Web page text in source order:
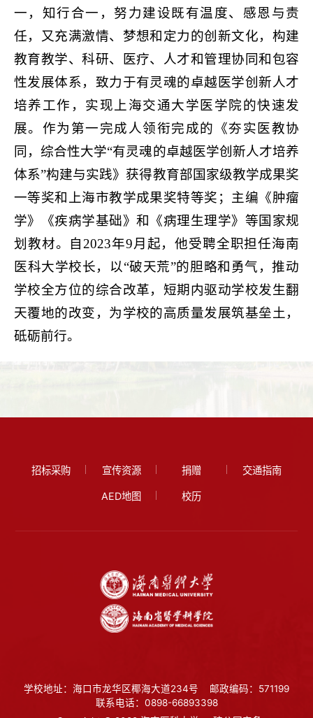
一，知行合一，努力建设既有温度、感恩与责
任，又充满激情、梦想和定力的创新文化，构建
教育教学、科研、医疗、人才和管理协同和包容
性发展体系，致力于有灵魂的卓越医学创新人才
培养工作，实现上海交通大学医学院的快速发
展。作为第一完成人领衔完成的《夯实医教协
同，综合性大学“有灵魂的卓越医学创新人才培养
体系”构建与实践》获得教育部国家级教学成果奖
一等奖和上海市教学成果奖特等奖；主编《肿瘤
学》《疾病学基础》和《病理生理学》等国家规
划教材。自2023年9月起，他受聘全职担任海南
医科大学校长，以“破天荒”的胆略和勇气，推动
学校全方位的综合改革，短期内驱动学校发生翻
天覆地的改变，为学校的高质量发展筑基垒土，
砥砺前行。
招标采购 宣传资源 捐赠 交通指南
AED地图 校历
学校地址：海口市龙华区椰海大道234号
邮政编码：571199
联系电话：0898-66893398